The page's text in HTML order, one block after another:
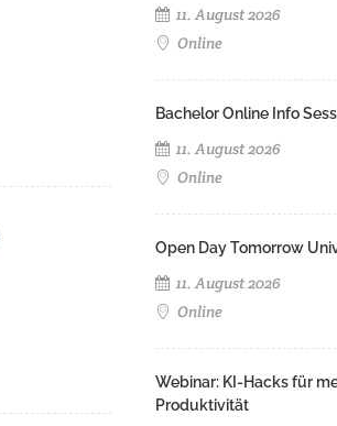
11. August 2026
Online
Bachelor Online Info
11. August 2026
Online
Open Day Tomorrow
11. August 2026
Online
Webinar: KI-Hacks für
Produktivität